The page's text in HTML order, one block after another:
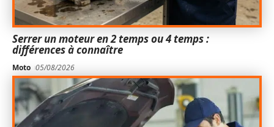
Serrer un moteur en 2 temps ou 4 temps :
différences à connaître
Moto 05/08/2026